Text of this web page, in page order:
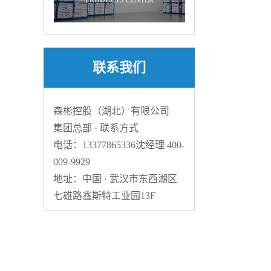
联系我们
森彬控股（湖北）有限公司
集团总部 · 联系方式
电话：13377865336沈经理 400-
009-9929
地址：中国 · 武汉市东西湖区
七雄路鑫斯特工业园13F